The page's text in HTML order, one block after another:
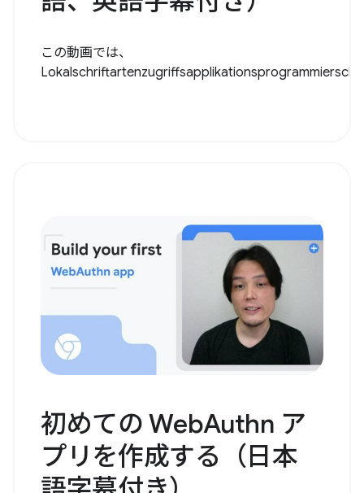
この動画では、
初めての WebAuthn ア
プリを作成する（日本